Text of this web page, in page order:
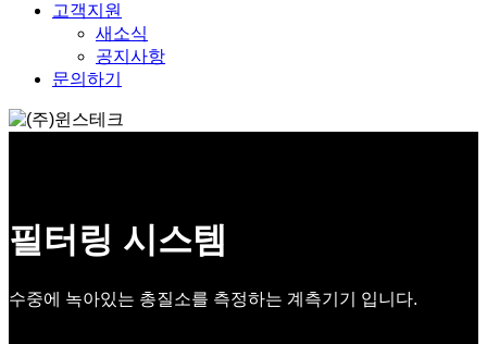
고객지원
새소식
공지사항
문의하기
필터링 시스템
수중에 녹아있는 총질소를 측정하는 계측기기 입니다.